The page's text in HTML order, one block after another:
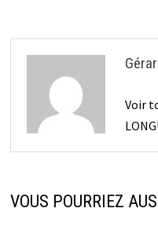
Voir
VOUS POURRIEZ